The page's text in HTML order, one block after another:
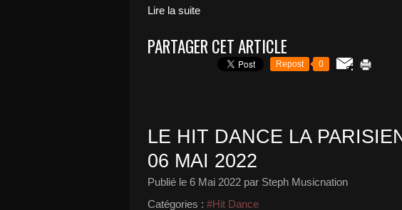
Lire la suite
PARTAGER CET ARTICLE
Repost 0
LE HIT DANCE LA
06 MAI 2022
Publié le 6 Mai 2022 par Steph Musicnation
Catégories : #Hit Dance